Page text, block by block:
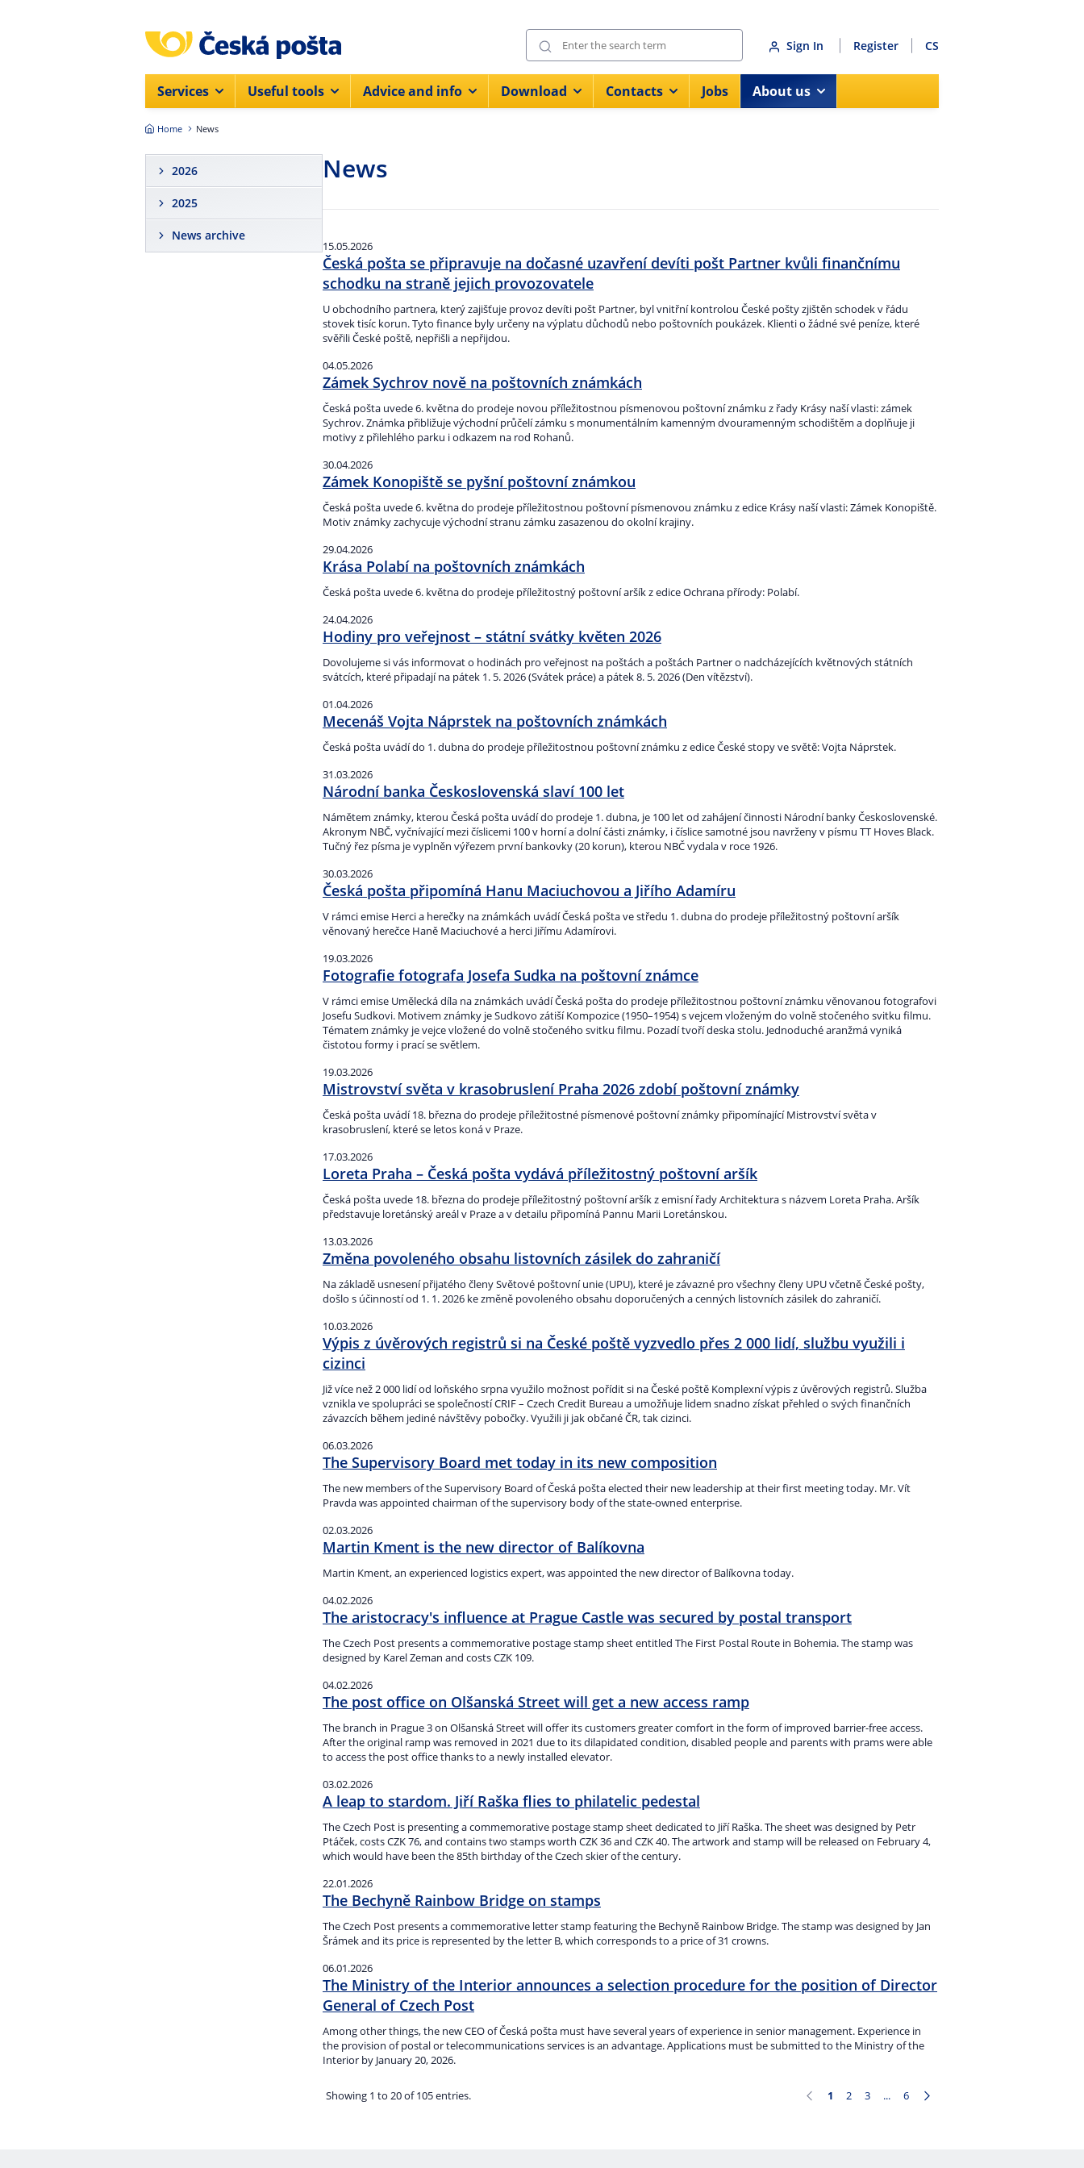
Sign In Register CS
Services Useful tools Advice and info Download Contacts Jobs About us
Home News
2026
2025
News archive
News
15.05.2026
Česká pošta se připravuje na dočasné uzavření devíti pošt Partner kvůli finančnímu
schodku na straně jejich provozovatele
U obchodního partnera, který zajišťuje provoz devíti pošt Partner, byl vnitřní kontrolou České pošty zjištěn schodek v řádu
stovek tisíc korun. Tyto finance byly určeny na výplatu důchodů nebo poštovních poukázek. Klienti o žádné své peníze, které
svěřili České poště, nepřišli a nepřijdou.
04.05.2026
Zámek Sychrov nově na poštovních známkách
Česká pošta uvede 6. května do prodeje novou příležitostnou písmenovou poštovní známku z řady Krásy naší vlasti: zámek
Sychrov. Známka přibližuje východní průčelí zámku s monumentálním kamenným dvouramenným schodištěm a doplňuje ji
motivy z přilehlého parku i odkazem na rod Rohanů.
30.04.2026
Zámek Konopiště se pyšní poštovní známkou
Česká pošta uvede 6. května do prodeje příležitostnou poštovní písmenovou známku z edice Krásy naší vlasti: Zámek Konopiště.
Motiv známky zachycuje východní stranu zámku zasazenou do okolní krajiny.
29.04.2026
Krása Polabí na poštovních známkách
Česká pošta uvede 6. května do prodeje příležitostný poštovní aršík z edice Ochrana přírody: Polabí.
24.04.2026
Hodiny pro veřejnost – státní svátky květen 2026
Dovolujeme si vás informovat o hodinách pro veřejnost na poštách a poštách Partner o nadcházejících květnových státních
svátcích, které připadají na pátek 1. 5. 2026 (Svátek práce) a pátek 8. 5. 2026 (Den vítězství).
01.04.2026
Mecenáš Vojta Náprstek na poštovních známkách
Česká pošta uvádí do 1. dubna do prodeje příležitostnou poštovní známku z edice České stopy ve světě: Vojta Náprstek.
31.03.2026
Národní banka Československá slaví 100 let
Námětem známky, kterou Česká pošta uvádí do prodeje 1. dubna, je 100 let od zahájení činnosti Národní banky Československé.
Akronym NBČ, vyčnívající mezi číslicemi 100 v horní a dolní části známky, i číslice samotné jsou navrženy v písmu TT Hoves Black.
Tučný řez písma je vyplněn výřezem první bankovky (20 korun), kterou NBČ vydala v roce 1926.
30.03.2026
Česká pošta připomíná Hanu Maciuchovou a Jiřího Adamíru
V rámci emise Herci a herečky na známkách uvádí Česká pošta ve středu 1. dubna do prodeje příležitostný poštovní aršík
věnovaný herečce Haně Maciuchové a herci Jiřímu Adamírovi.
19.03.2026
Fotografie fotografa Josefa Sudka na poštovní známce
V rámci emise Umělecká díla na známkách uvádí Česká pošta do prodeje příležitostnou poštovní známku věnovanou fotografovi
Josefu Sudkovi. Motivem známky je Sudkovo zátiší Kompozice (1950–1954) s vejcem vloženým do volně stočeného svitku filmu.
Tématem známky je vejce vložené do volně stočeného svitku filmu. Pozadí tvoří deska stolu. Jednoduché aranžmá vyniká
čistotou formy i prací se světlem.
19.03.2026
Mistrovství světa v krasobruslení Praha 2026 zdobí poštovní známky
Česká pošta uvádí 18. března do prodeje příležitostné písmenové poštovní známky připomínající Mistrovství světa v
krasobruslení, které se letos koná v Praze.
17.03.2026
Loreta Praha – Česká pošta vydává příležitostný poštovní aršík
Česká pošta uvede 18. března do prodeje příležitostný poštovní aršík z emisní řady Architektura s názvem Loreta Praha. Aršík
představuje loretánský areál v Praze a v detailu připomíná Pannu Marii Loretánskou.
13.03.2026
Změna povoleného obsahu listovních zásilek do zahraničí
Na základě usnesení přijatého členy Světové poštovní unie (UPU), které je závazné pro všechny členy UPU včetně České pošty,
došlo s účinností od 1. 1. 2026 ke změně povoleného obsahu doporučených a cenných listovních zásilek do zahraničí.
10.03.2026
Výpis z úvěrových registrů si na České poště vyzvedlo přes 2 000 lidí, službu využili i
cizinci
Již více než 2 000 lidí od loňského srpna využilo možnost pořídit si na České poště Komplexní výpis z úvěrových registrů. Služba
vznikla ve spolupráci se společností CRIF – Czech Credit Bureau a umožňuje lidem snadno získat přehled o svých finančních
závazcích během jediné návštěvy pobočky. Využili ji jak občané ČR, tak cizinci.
06.03.2026
The Supervisory Board met today in its new composition
The new members of the Supervisory Board of Česká pošta elected their new leadership at their first meeting today. Mr. Vít
Pravda was appointed chairman of the supervisory body of the state-owned enterprise.
02.03.2026
Martin Kment is the new director of Balíkovna
Martin Kment, an experienced logistics expert, was appointed the new director of Balíkovna today.
04.02.2026
The aristocracy's influence at Prague Castle was secured by postal transport
The Czech Post presents a commemorative postage stamp sheet entitled The First Postal Route in Bohemia. The stamp was
designed by Karel Zeman and costs CZK 109.
04.02.2026
The post office on Olšanská Street will get a new access ramp
The branch in Prague 3 on Olšanská Street will offer its customers greater comfort in the form of improved barrier-free access.
After the original ramp was removed in 2021 due to its dilapidated condition, disabled people and parents with prams were able
to access the post office thanks to a newly installed elevator.
03.02.2026
A leap to stardom. Jiří Raška flies to philatelic pedestal
The Czech Post is presenting a commemorative postage stamp sheet dedicated to Jiří Raška. The sheet was designed by Petr
Ptáček, costs CZK 76, and contains two stamps worth CZK 36 and CZK 40. The artwork and stamp will be released on February 4,
which would have been the 85th birthday of the Czech skier of the century.
22.01.2026
The Bechyně Rainbow Bridge on stamps
The Czech Post presents a commemorative letter stamp featuring the Bechyně Rainbow Bridge. The stamp was designed by Jan
Šrámek and its price is represented by the letter B, which corresponds to a price of 31 crowns.
06.01.2026
The Ministry of the Interior announces a selection procedure for the position of Director
General of Czech Post
Among other things, the new CEO of Česká pošta must have several years of experience in senior management. Experience in
the provision of postal or telecommunications services is an advantage. Applications must be submitted to the Ministry of the
Interior by January 20, 2026.
Showing 1 to 20 of 105 entries. Page
1 Page
2 Page
3 ...Intermediate Pages Use TAB to navigate.
Page
6